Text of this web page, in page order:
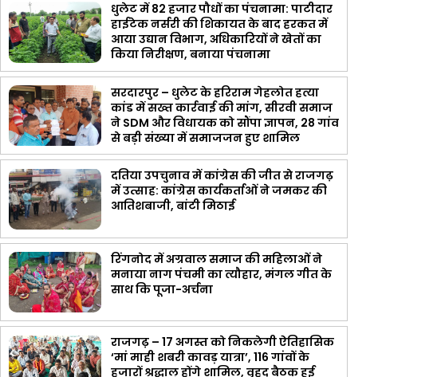
धुलेट में 82 हजार पौधों का पंचनामा: पाटीदार
हाईटेक नर्सरी की शिकायत के बाद हरकत में
आया उद्यान विभाग, अधिकारियों ने खेतों का
किया निरीक्षण, बनाया पंचनामा
सरदारपुर – धुलेट के हरिराम गेहलोत हत्या
कांड में सख्त कार्रवाई की मांग, सीरवी समाज
ने SDM और विधायक को सौंपा ज्ञापन, 28 गांव
से बड़ी संख्या में समाजजन हुए शामिल
दतिया उपचुनाव में कांग्रेस की जीत से राजगढ़
में उत्साह: कांग्रेस कार्यकर्ताओं ने जमकर की
आतिशबाजी, बांटी मिठाई
रिंगनोद में अग्रवाल समाज की महिलाओं ने
मनाया नाग पंचमी का त्यौहार, मंगल गीत के
साथ कि पूजा-अर्चना
राजगढ़ – 17 अगस्त को निकलेगी ऐतिहासिक
‘मां माही शबरी कावड़ यात्रा’, 116 गांवों के
हजारों श्रद्धालु होंगे शामिल, वृहद बैठक हुई